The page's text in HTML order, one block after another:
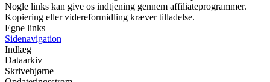
Nogle links kan give os indtjening gennem affiliateprogrammer.
Kopiering eller videreformidling kræver tilladelse.
Egne links
Sidenavigation
Indlæg
Dataarkiv
Skrivehjørne